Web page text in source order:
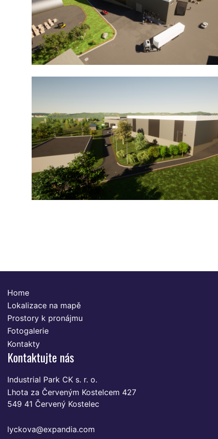
Home
Lokalizace na mapě
Prostory k pronájmu
Fotogalerie
Kontakty
Kontaktujte nás
Industrial Park CK s. r. o.
Lhota za Červeným Kostelcem 427
549 41 Červený Kostelec
lyckova@expandia.com